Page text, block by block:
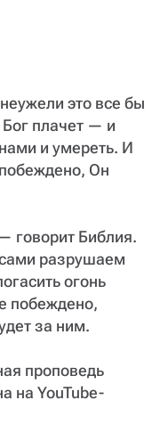
это все бы
плачет — и
и умереть. И
Он
говорит Библия.
разрушаем
огонь
побеждено,
за ним.
проповедь
на YouTube-